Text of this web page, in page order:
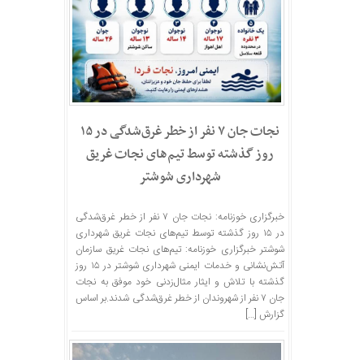
نجات جان ۷ نفر از خطر غرق‌شدگی در ۱۵
روز گذشته توسط تیم‌های نجات غریق
شهرداری شوشتر
خبرگزاری خوزنامه: نجات جان ۷ نفر از خطر غرق‌شدگی
در ۱۵ روز گذشته توسط تیم‌های نجات غریق شهرداری
شوشتر خبرگزاری خوزنامه: تیم‌های نجات غریق سازمان
آتش‌نشانی و خدمات ایمنی شهرداری شوشتر در ۱۵ روز
گذشته با تلاش و ایثار مثال‌زدنی خود موفق به نجات
جان ۷ نفر از شهروندان از خطر غرق‌شدگی شدند.بر اساس
گزارش […]